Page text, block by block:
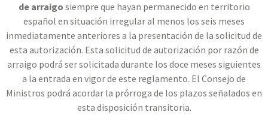
de arraigo siempre que hayan permanecido en territorio
español en situación irregular al menos los seis meses
inmediatamente anteriores a la presentación de la solicitud de
esta autorización. Esta solicitud de autorización por razón de
arraigo podrá ser solicitada durante los doce meses siguientes
a la entrada en vigor de este reglamento. El Consejo de
Ministros podrá acordar la prórroga de los plazos señalados en
esta disposición transitoria.